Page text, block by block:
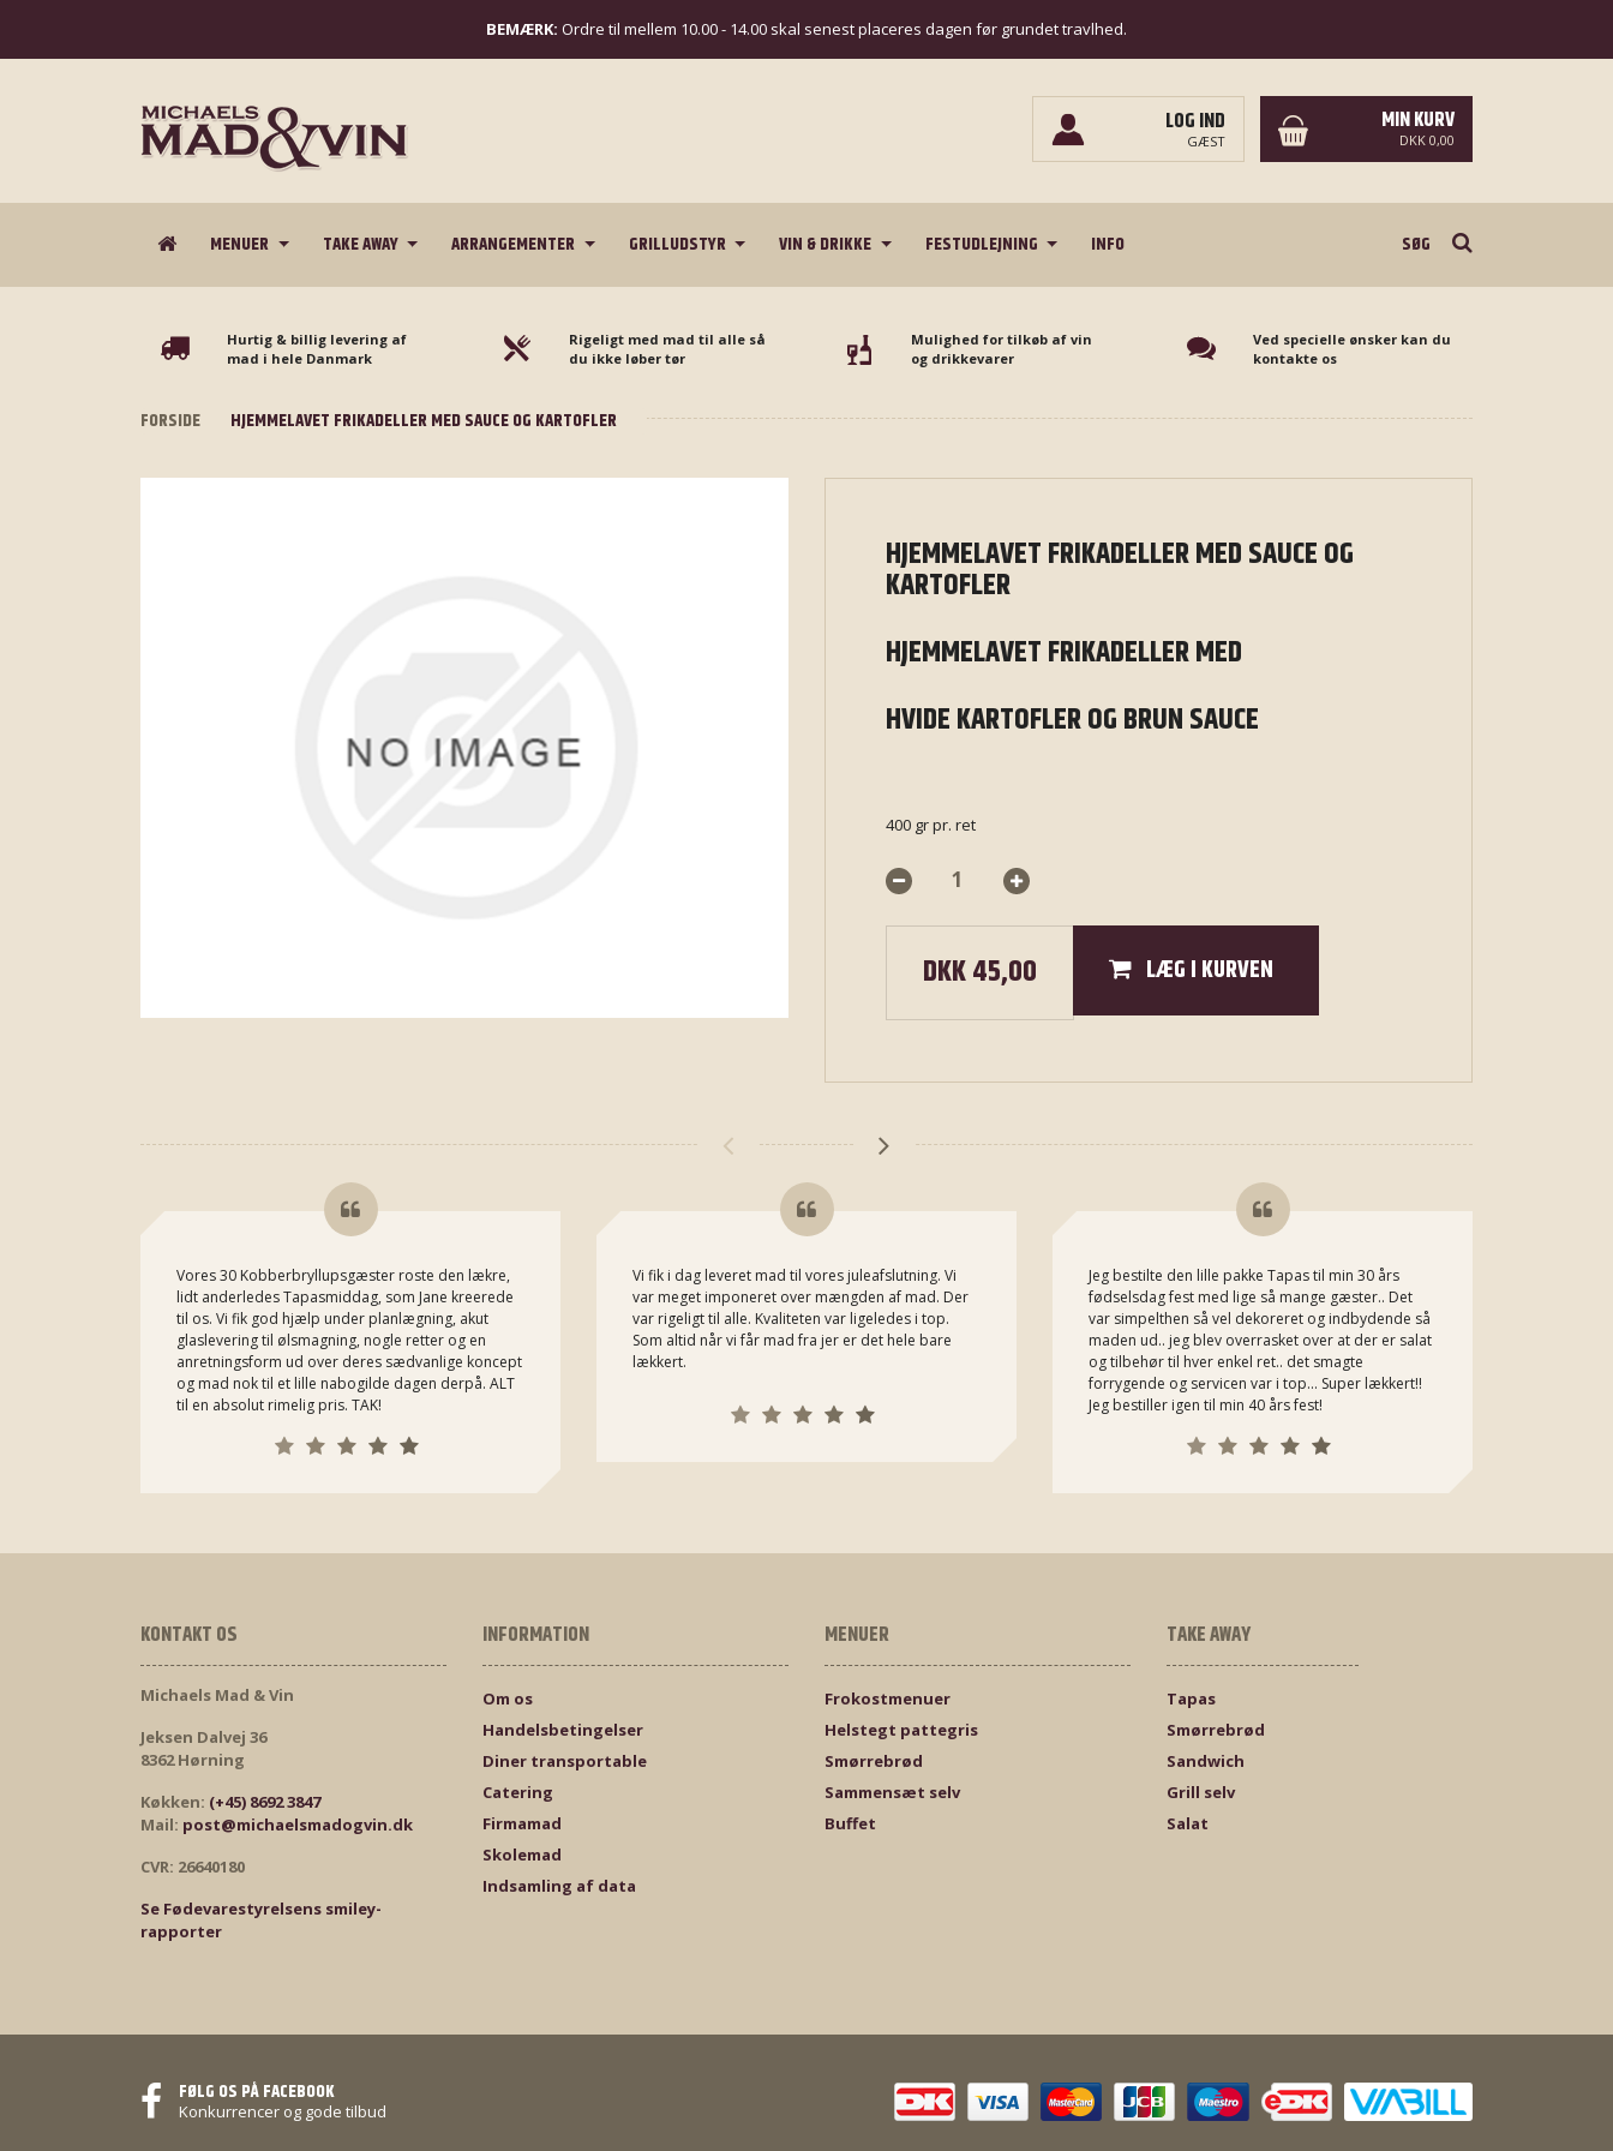
BEMÆRK: Ordre til mellem 10.00 - 14.00 skal senest placeres dagen før grundet travlhed.
LOG IND
GÆST
MIN KURV
DKK 0,00
MENUER TAKE AWAY ARRANGEMENTER GRILLUDSTYR VIN & DRIKKE FESTUDLEJNING INFO
Hurtig & billig levering af
mad i hele Danmark
Rigeligt med mad til alle så
du ikke løber tør
Mulighed for tilkøb af vin
og drikkevarer
Ved specielle ønsker kan du
kontakte os
FORSIDE HJEMMELAVET FRIKADELLER MED SAUCE OG KARTOFLER
HJEMMELAVET FRIKADELLER MED SAUCE OG
KARTOFLER
HJEMMELAVET FRIKADELLER MED
HVIDE KARTOFLER OG BRUN SAUCE
400 gr pr. ret
DKK 45,00 LÆG I KURVEN
Vores 30 Kobberbryllupsgæster roste den lækre,
lidt anderledes Tapasmiddag, som Jane kreerede
til os. Vi fik god hjælp under planlægning, akut
glaslevering til ølsmagning, nogle retter og en
anretningsform ud over deres sædvanlige koncept
og mad nok til et lille nabogilde dagen derpå. ALT
til en absolut rimelig pris. TAK!
Vi fik i dag leveret mad til vores juleafslutning. Vi
var meget imponeret over mængden af mad. Der
var rigeligt til alle. Kvaliteten var ligeledes i top.
Som altid når vi får mad fra jer er det hele bare
lækkert.
Jeg bestilte den lille pakke Tapas til min 30 års
fødselsdag fest med lige så mange gæster.. Det
var simpelthen så vel dekoreret og indbydende så
maden ud.. jeg blev overrasket over at der er salat
og tilbehør til hver enkel ret.. det smagte
forrygende og servicen var i top... Super lækkert!!
Jeg bestiller igen til min 40 års fest!
KONTAKT OS
Michaels Mad & Vin
Jeksen Dalvej 36
8362 Hørning
Køkken: (+45) 8692 3847
Mail: post@michaelsmadogvin.dk
CVR: 26640180
Se Fødevarestyrelsens smiley-
rapporter
INFORMATION
Om os
Handelsbetingelser
Diner transportable
Catering
Firmamad
Skolemad
Indsamling af data
MENUER
Frokostmenuer
Helstegt pattegris
Smørrebrød
Sammensæt selv
Buffet
TAKE AWAY
Tapas
Smørrebrød
Sandwich
Grill selv
Salat
FØLG OS PÅ FACEBOOK
Konkurrencer og gode tilbud